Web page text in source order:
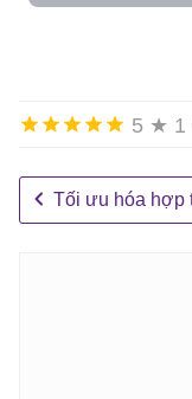
5 ★ 1